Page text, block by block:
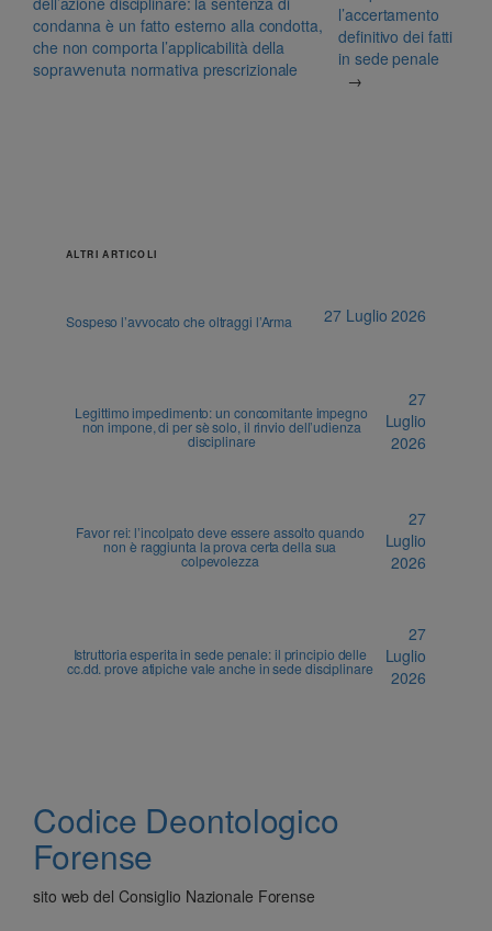
condanna è un fatto esterno alla condotta,
che non comporta l’applicabilità della
sopravvenuta normativa prescrizionale
l’accertamento
definitivo dei fatti
in sede penale
→
ALTRI ARTICOLI
Sospeso l’avvocato che oltraggi l’Arma 27 Luglio 2026
Legittimo impedimento: un concomitante impegno
non impone, di per sè solo, il rinvio dell’udienza
disciplinare
27
Luglio
2026
Favor rei: l’incolpato deve essere assolto quando
non è raggiunta la prova certa della sua
colpevolezza
27
Luglio
2026
Istruttoria esperita in sede penale: il principio delle
cc.dd. prove atipiche vale anche in sede disciplinare
27
Luglio
2026
Codice Deontologico
Forense
sito web del Consiglio Nazionale Forense